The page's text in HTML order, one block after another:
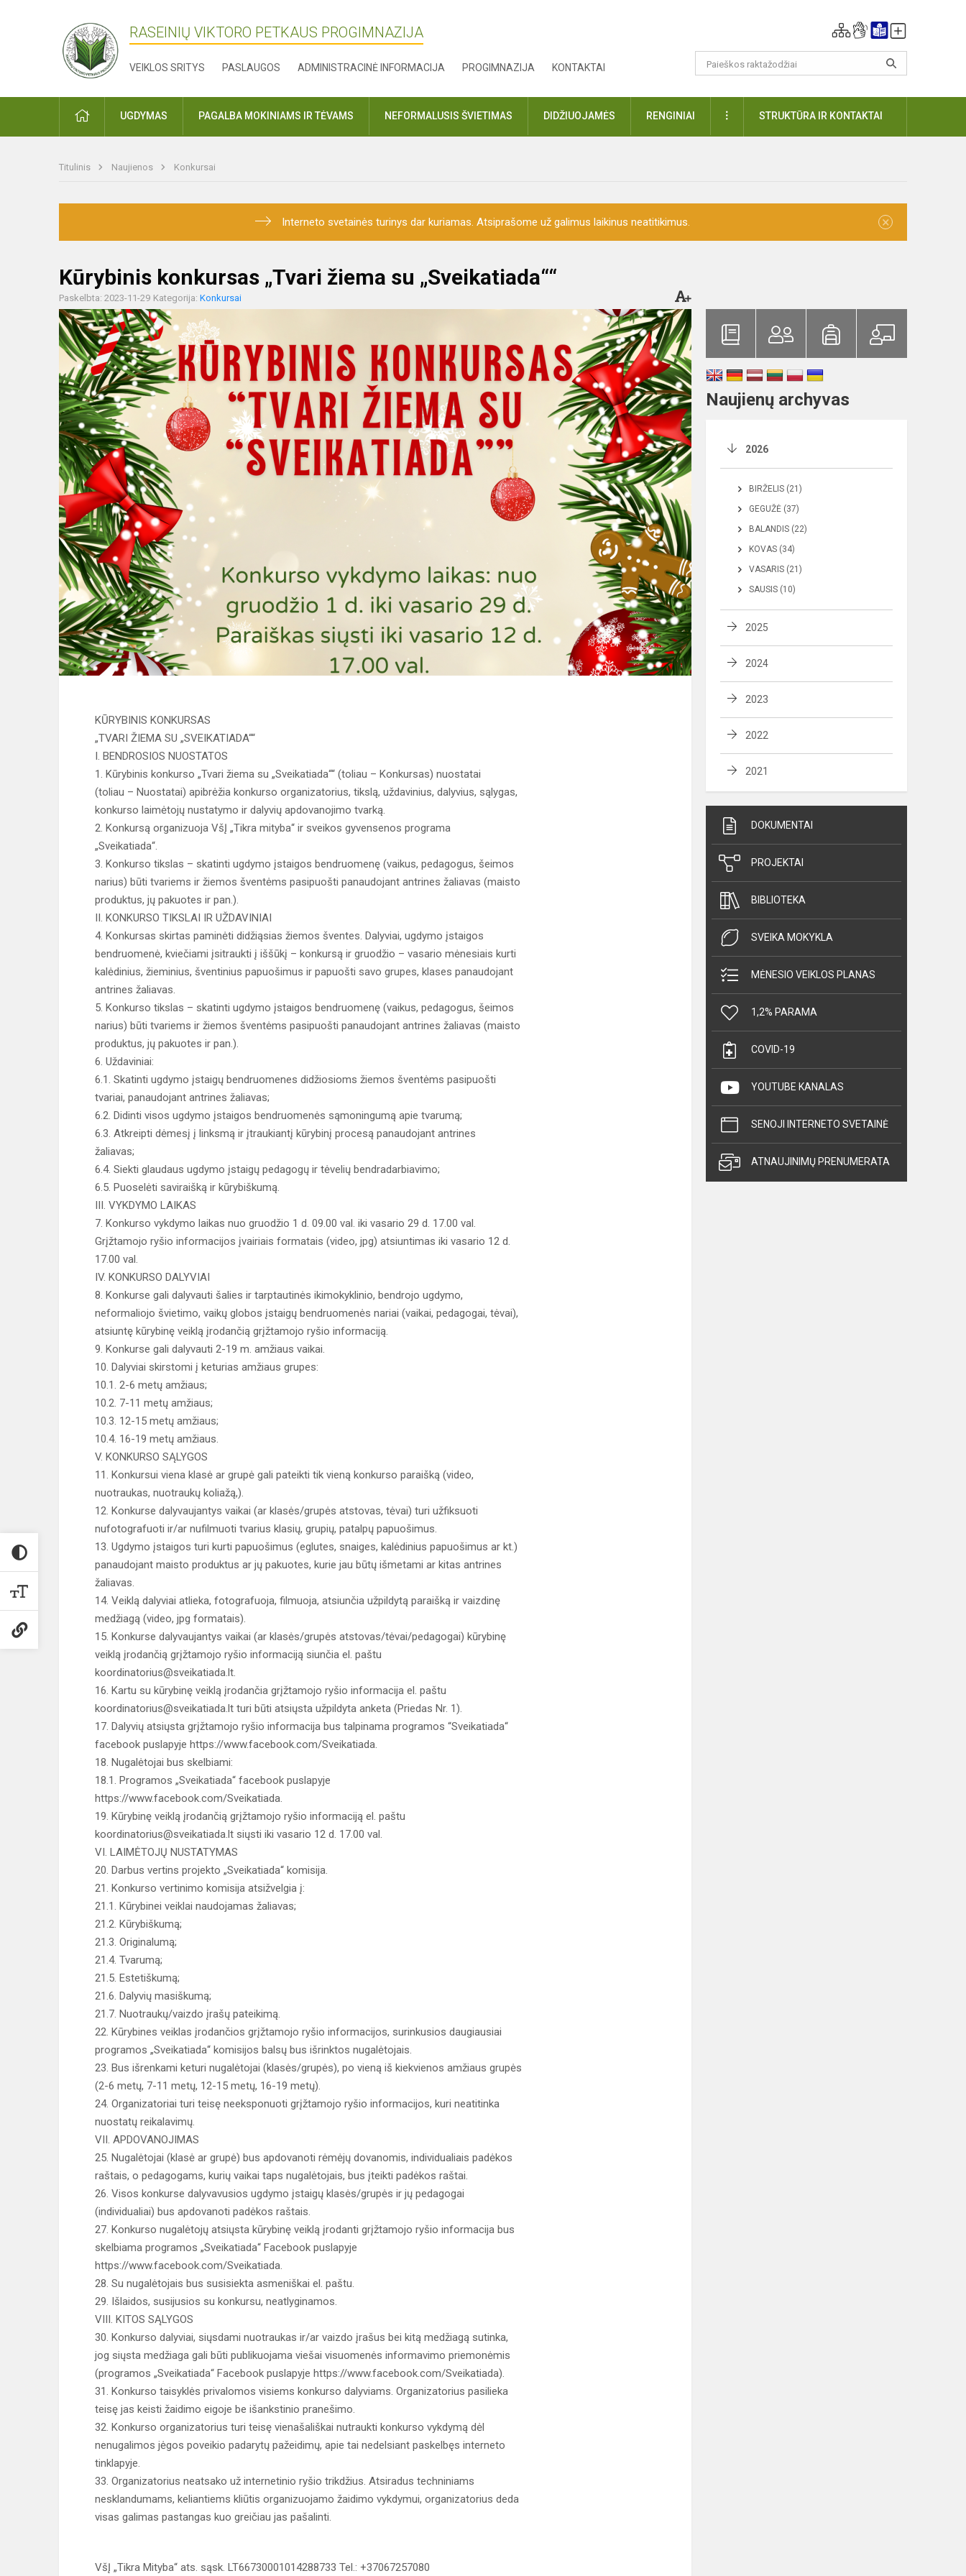
RASEINIŲ VIKTORO PETKAUS PROGIMNAZIJA
VEIKLOS SRITYS PASLAUGOS ADMINISTRACINĖ INFORMACIJA PROGIMNAZIJA KONTAKTAI
PRADŽIAUGDYMAS PAGALBA MOKINIAMS IR TĖVAMS NEFORMALUSIS ŠVIETIMAS DIDŽIUOJAMĖS RENGINIAI DAUGIAUSTRUKTŪRA IR KONTAKTAI
Titulinis Naujienos Konkursai
Interneto svetainės turinys dar kuriamas. Atsiprašome už galimus laikinus neatitikimus. ×
Kūrybinis konkursas „Tvari žiema su „Sveikatiada““
Paskelbta: 2023-11-29 Kategorija: Konkursai
KŪRYBINIS KONKURSAS
„TVARI ŽIEMA SU „SVEIKATIADA““
I. BENDROSIOS NUOSTATOS
1. Kūrybinis konkurso „Tvari žiema su „Sveikatiada““ (toliau – Konkursas) nuostatai
(toliau – Nuostatai) apibrėžia konkurso organizatorius, tikslą, uždavinius, dalyvius, sąlygas,
konkurso laimėtojų nustatymo ir dalyvių apdovanojimo tvarką.
2. Konkursą organizuoja VšĮ „Tikra mityba“ ir sveikos gyvensenos programa
„Sveikatiada“.
3. Konkurso tikslas – skatinti ugdymo įstaigos bendruomenę (vaikus, pedagogus, šeimos
narius) būti tvariems ir žiemos šventėms pasipuošti panaudojant antrines žaliavas (maisto
produktus, jų pakuotes ir pan.).
II. KONKURSO TIKSLAI IR UŽDAVINIAI
4. Konkursas skirtas paminėti didžiąsias žiemos šventes. Dalyviai, ugdymo įstaigos
bendruomenė, kviečiami įsitraukti į iššūkį – konkursą ir gruodžio – vasario mėnesiais kurti
kalėdinius, žieminius, šventinius papuošimus ir papuošti savo grupes, klases panaudojant
antrines žaliavas.
5. Konkurso tikslas – skatinti ugdymo įstaigos bendruomenę (vaikus, pedagogus, šeimos
narius) būti tvariems ir žiemos šventėms pasipuošti panaudojant antrines žaliavas (maisto
produktus, jų pakuotes ir pan.).
6. Uždaviniai:
6.1. Skatinti ugdymo įstaigų bendruomenes didžiosioms žiemos šventėms pasipuošti
tvariai, panaudojant antrines žaliavas;
6.2. Didinti visos ugdymo įstaigos bendruomenės sąmoningumą apie tvarumą;
6.3. Atkreipti dėmesį į linksmą ir įtraukiantį kūrybinį procesą panaudojant antrines
žaliavas;
6.4. Siekti glaudaus ugdymo įstaigų pedagogų ir tėvelių bendradarbiavimo;
6.5. Puoselėti saviraišką ir kūrybiškumą.
III. VYKDYMO LAIKAS
7. Konkurso vykdymo laikas nuo gruodžio 1 d. 09.00 val. iki vasario 29 d. 17.00 val.
Grįžtamojo ryšio informacijos įvairiais formatais (video, jpg) atsiuntimas iki vasario 12 d.
17.00 val.
IV. KONKURSO DALYVIAI
8. Konkurse gali dalyvauti šalies ir tarptautinės ikimokyklinio, bendrojo ugdymo,
neformaliojo švietimo, vaikų globos įstaigų bendruomenės nariai (vaikai, pedagogai, tėvai),
atsiuntę kūrybinę veiklą įrodančią grįžtamojo ryšio informaciją.
9. Konkurse gali dalyvauti 2-19 m. amžiaus vaikai.
10. Dalyviai skirstomi į keturias amžiaus grupes:
10.1. 2-6 metų amžiaus;
10.2. 7-11 metų amžiaus;
10.3. 12-15 metų amžiaus;
10.4. 16-19 metų amžiaus.
V. KONKURSO SĄLYGOS
11. Konkursui viena klasė ar grupė gali pateikti tik vieną konkurso paraišką (video,
nuotraukas, nuotraukų koliažą,).
12. Konkurse dalyvaujantys vaikai (ar klasės/grupės atstovas, tėvai) turi užfiksuoti
nufotografuoti ir/ar nufilmuoti tvarius klasių, grupių, patalpų papuošimus.
13. Ugdymo įstaigos turi kurti papuošimus (eglutes, snaiges, kalėdinius papuošimus ar kt.)
panaudojant maisto produktus ar jų pakuotes, kurie jau būtų išmetami ar kitas antrines
žaliavas.
14. Veiklą dalyviai atlieka, fotografuoja, filmuoja, atsiunčia užpildytą paraišką ir vaizdinę
medžiagą (video, jpg formatais).
15. Konkurse dalyvaujantys vaikai (ar klasės/grupės atstovas/tėvai/pedagogai) kūrybinę
veiklą įrodančią grįžtamojo ryšio informaciją siunčia el. paštu
koordinatorius@sveikatiada.lt.
16. Kartu su kūrybinę veiklą įrodančia grįžtamojo ryšio informacija el. paštu
koordinatorius@sveikatiada.lt turi būti atsiųsta užpildyta anketa (Priedas Nr. 1).
17. Dalyvių atsiųsta grįžtamojo ryšio informacija bus talpinama programos “Sveikatiada“
facebook puslapyje https://www.facebook.com/Sveikatiada.
18. Nugalėtojai bus skelbiami:
18.1. Programos „Sveikatiada“ facebook puslapyje
https://www.facebook.com/Sveikatiada.
19. Kūrybinę veiklą įrodančią grįžtamojo ryšio informaciją el. paštu
koordinatorius@sveikatiada.lt siųsti iki vasario 12 d. 17.00 val.
VI. LAIMĖTOJŲ NUSTATYMAS
20. Darbus vertins projekto „Sveikatiada“ komisija.
21. Konkurso vertinimo komisija atsižvelgia į:
21.1. Kūrybinei veiklai naudojamas žaliavas;
21.2. Kūrybiškumą;
21.3. Originalumą;
21.4. Tvarumą;
21.5. Estetiškumą;
21.6. Dalyvių masiškumą;
21.7. Nuotraukų/vaizdo įrašų pateikimą.
22. Kūrybines veiklas įrodančios grįžtamojo ryšio informacijos, surinkusios daugiausiai
programos „Sveikatiada“ komisijos balsų bus išrinktos nugalėtojais.
23. Bus išrenkami keturi nugalėtojai (klasės/grupės), po vieną iš kiekvienos amžiaus grupės
(2-6 metų, 7-11 metų, 12-15 metų, 16-19 metų).
24. Organizatoriai turi teisę neeksponuoti grįžtamojo ryšio informacijos, kuri neatitinka
nuostatų reikalavimų.
VII. APDOVANOJIMAS
25. Nugalėtojai (klasė ar grupė) bus apdovanoti rėmėjų dovanomis, individualiais padėkos
raštais, o pedagogams, kurių vaikai taps nugalėtojais, bus įteikti padėkos raštai.
26. Visos konkurse dalyvavusios ugdymo įstaigų klasės/grupės ir jų pedagogai
(individualiai) bus apdovanoti padėkos raštais.
27. Konkurso nugalėtojų atsiųsta kūrybinę veiklą įrodanti grįžtamojo ryšio informacija bus
skelbiama programos „Sveikatiada“ Facebook puslapyje
https://www.facebook.com/Sveikatiada.
28. Su nugalėtojais bus susisiekta asmeniškai el. paštu.
29. Išlaidos, susijusios su konkursu, neatlyginamos.
VIII. KITOS SĄLYGOS
30. Konkurso dalyviai, siųsdami nuotraukas ir/ar vaizdo įrašus bei kitą medžiagą sutinka,
jog siųsta medžiaga gali būti publikuojama viešai visuomenės informavimo priemonėmis
(programos „Sveikatiada“ Facebook puslapyje https://www.facebook.com/Sveikatiada).
31. Konkurso taisyklės privalomos visiems konkurso dalyviams. Organizatorius pasilieka
teisę jas keisti žaidimo eigoje be išankstinio pranešimo.
32. Konkurso organizatorius turi teisę vienašališkai nutraukti konkurso vykdymą dėl
nenugalimos jėgos poveikio padarytų pažeidimų, apie tai nedelsiant paskelbęs interneto
tinklapyje.
33. Organizatorius neatsako už internetinio ryšio trikdžius. Atsiradus techniniams
nesklandumams, keliantiems kliūtis organizuojamo žaidimo vykdymui, organizatorius deda
visas galimas pastangas kuo greičiau jas pašalinti.
VšĮ „Tikra Mityba“ ats. sąsk. LT66730001014288733 Tel.: +37067257080
Naujienų archyvas
2026
BIRŽELIS (21)
GEGUŽĖ (37)
BALANDIS (22)
KOVAS (34)
VASARIS (21)
SAUSIS (10)
2025
2024
2023
2022
2021
DOKUMENTAI
PROJEKTAI
BIBLIOTEKA
SVEIKA MOKYKLA
MĖNESIO VEIKLOS PLANAS
1,2% PARAMA
COVID-19
YOUTUBE KANALAS
SENOJI INTERNETO SVETAINĖ
ATNAUJINIMŲ PRENUMERATA